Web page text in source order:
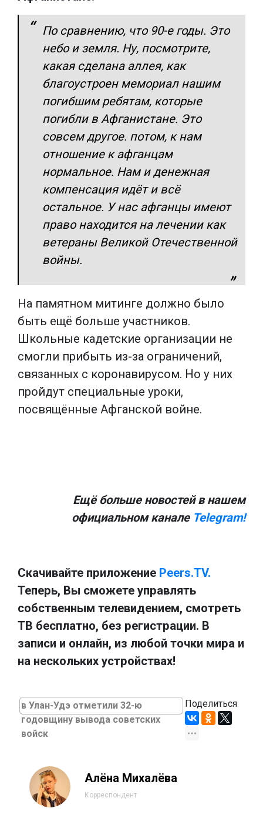
По сравнению, что 90-е годы. Это
небо и земля. Ну, посмотрите,
какая сделана аллея, как
благоустроен мемориал нашим
погибшим ребятам, которые
погибли в Афганистане. Это
совсем другое. потом, к нам
отношение к афганцам
нормальное. Нам и денежная
компенсация идёт и всё
остальное. У нас афганцы имеют
право находится на лечении как
ветераны Великой Отечественной
войны.
На памятном митинге должно было
быть ещё больше участников.
Школьные кадетские организации не
смогли прибыть из-за ограничений,
связанных с коронавирусом. Но у них
пройдут специальные уроки,
посвящённые Афганской войне.
Ещё больше новостей в нашем
официальном канале Telegram!
Скачивайте приложение Peers.TV.
Теперь, Вы сможете управлять
собственным телевидением, смотреть
ТВ бесплатно, без регистрации. В
записи и онлайн, из любой точки мира и
на нескольких устройствах!
в Улан-Удэ отметили 32-ю
годовщину вывода советских
войск
Поделиться
Алёна Михалёва
Корреспондент